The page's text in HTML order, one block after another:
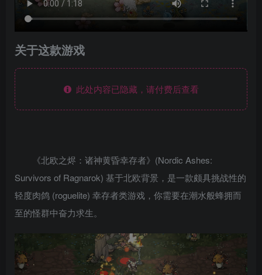
关于这款游戏
此处内容已隐藏，请付费后查看
《北欧之烬：诸神黄昏幸存者》(Nordic Ashes:
Survivors of Ragnarok) 基于北欧背景，是一款颇具挑战性的
轻度肉鸽 (roguelite) 幸存者类游戏，你需要在潮水般蜂拥而
至的怪群中奋力求生。